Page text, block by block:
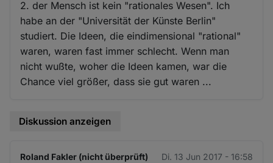
2. der Mensch ist kein "rationales Wesen". Ich
habe an der "Universität der Künste Berlin"
studiert. Die Ideen, die eindimensional "rational"
waren, waren fast immer schlecht. Wenn man
nicht wußte, woher die Ideen kamen, war die
Chance viel größer, dass sie gut waren ...
Diskussion anzeigen
Roland Fakler (nicht überprüft) Di. 13 Jun 2017 - 16:58